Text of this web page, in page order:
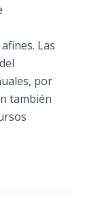
Las
por
también